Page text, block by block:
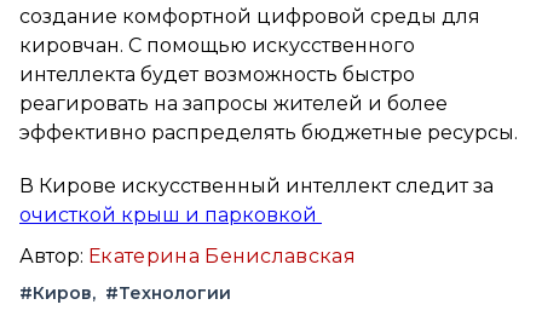
создание комфортной цифровой среды для
кировчан. С помощью искусственного
интеллекта будет возможность быстро
реагировать на запросы жителей и более
эффективно распределять бюджетные ресурсы.
В Кирове искусственный интеллект следит за
очисткой крыш и парковкой
Автор: Екатерина Бениславская
#Киров #Технологии